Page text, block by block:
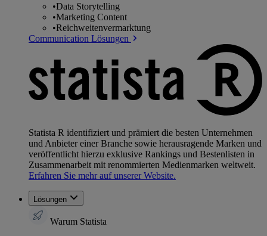
•Data Storytelling
•Marketing Content
•Reichweitenvermarktung
Communication Lösungen
Statista R identifiziert und prämiert die besten Unternehmen
und Anbieter einer Branche sowie herausragende Marken und
veröffentlicht hierzu exklusive Rankings und Bestenlisten in
Zusammenarbeit mit renommierten Medienmarken weltweit.
Erfahren Sie mehr auf unserer Website.
Lösungen
Warum Statista